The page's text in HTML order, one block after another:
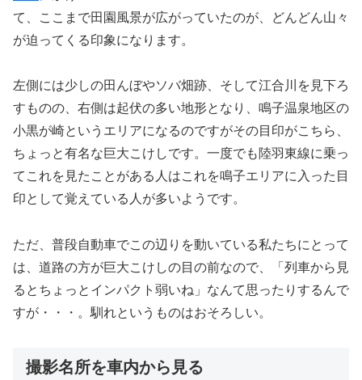
て、ここまで田園風景が広がっていたのが、どんどん山々
が迫ってくる印象になります。
左側には少しの田んぼやソバ畑跡、そして江合川を見下ろ
すものの、右側は起伏の多い地形となり、鳴子温泉地区の
小黒が崎というエリアになるのですがその目印がこちら、
ちょっと有名な巨大こけしです。一度でも陸羽東線に乗っ
てこれを見たことがある人はこれを鳴子エリアに入った目
印として覚えている人が多いようです。
ただ、普段自動車でこの辺りを動いている私たちにとって
は、道路の方が巨大こけしの目の前なので、「列車から見
るとちょっとインパクト弱いね」なんて思ったりするんで
すが・・・。馴れというものはおそろしい。
撮影名所を車内から見る